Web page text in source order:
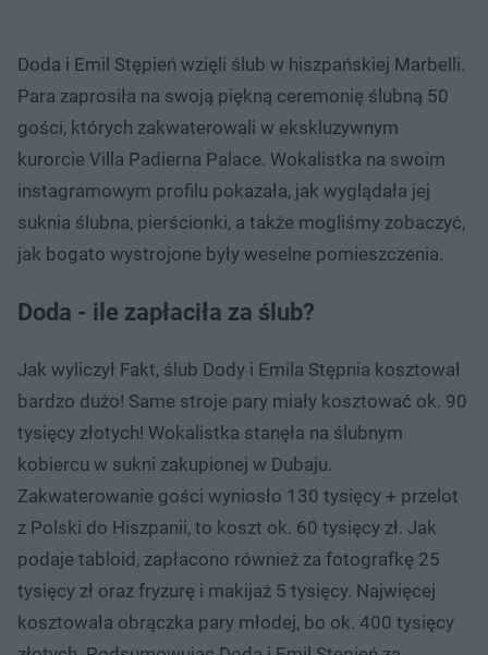
Doda i Emil Stępień wzięli ślub w hiszpańskiej Marbelli.
Para zaprosiła na swoją piękną ceremonię ślubną 50
gości, których zakwaterowali w ekskluzywnym
kurorcie Villa Padierna Palace. Wokalistka na swoim
instagramowym profilu pokazała, jak wyglądała jej
suknia ślubna, pierścionki, a także mogliśmy zobaczyć,
jak bogato wystrojone były weselne pomieszczenia.
Doda - ile zapłaciła za ślub?
Jak wyliczył Fakt, ślub Dody i Emila Stępnia kosztował
bardzo dużo! Same stroje pary miały kosztować ok. 90
tysięcy złotych! Wokalistka stanęła na ślubnym
kobiercu w sukni zakupionej w Dubaju.
Zakwaterowanie gości wyniosło 130 tysięcy + przelot
z Polski do Hiszpanii, to koszt ok. 60 tysięcy zł. Jak
podaje tabloid, zapłacono również za fotografkę 25
tysięcy zł oraz fryzurę i makijaż 5 tysięcy. Najwięcej
kosztowała obrączka pary młodej, bo ok. 400 tysięcy